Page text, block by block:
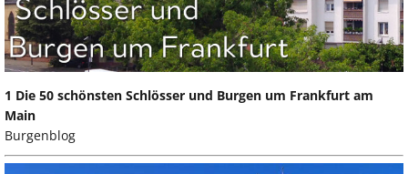
1 Die 50 schönsten Schlösser und Burgen um Frankfurt am
Main
Burgenblog